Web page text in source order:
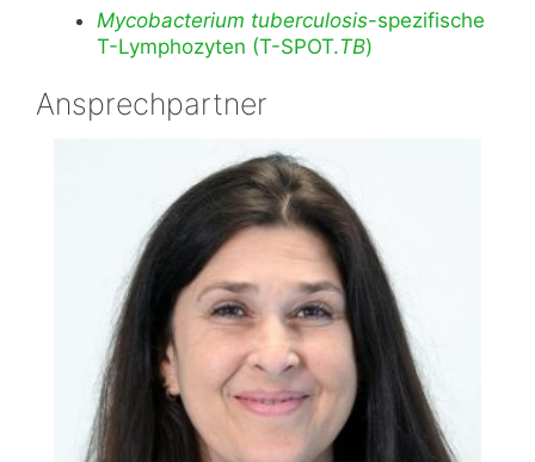
Mycobacterium tuberculosis-spezifische
T-Lymphozyten (T-SPOT.TB)
Ansprechpartner